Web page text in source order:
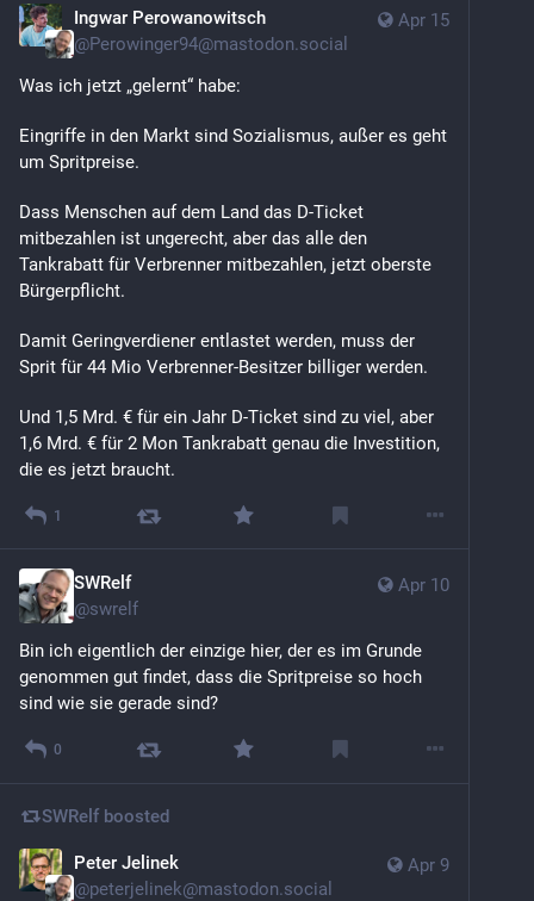
Apr 15
Ingwar Perowanowitsch
@Perowinger94@mastodon.social
Was ich jetzt „gelernt“ habe:
Eingriffe in den Markt sind Sozialismus, außer es geht
um Spritpreise.
Dass Menschen auf dem Land das D-Ticket
mitbezahlen ist ungerecht, aber das alle den
Tankrabatt für Verbrenner mitbezahlen, jetzt oberste
Bürgerpflicht.
Damit Geringverdiener entlastet werden, muss der
Sprit für 44 Mio Verbrenner-Besitzer billiger werden.
Und 1,5 Mrd. € für ein Jahr D-Ticket sind zu viel, aber
1,6 Mrd. € für 2 Mon Tankrabatt genau die Investition,
die es jetzt braucht.
1
Apr 10
SWRelf
@swrelf
Bin ich eigentlich der einzige hier, der es im Grunde
genommen gut findet, dass die Spritpreise so hoch
sind wie sie gerade sind?
0
SWRelf boosted
Apr 9
Peter Jelinek
@peterjelinek@mastodon.social